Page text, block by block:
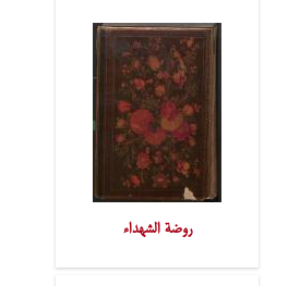
روضة الشهداء